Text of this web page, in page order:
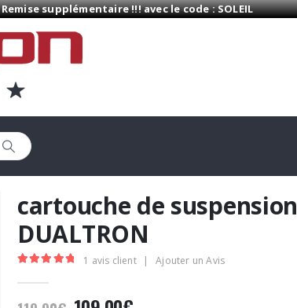
Remise supplémentaire !!! avec le code : SOLEIL
cartouche de suspension
DUALTRON
1 avis client | Ajouter un Avis